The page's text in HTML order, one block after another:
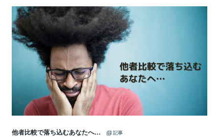
他者比較で落ち込むあなたへ…
記事